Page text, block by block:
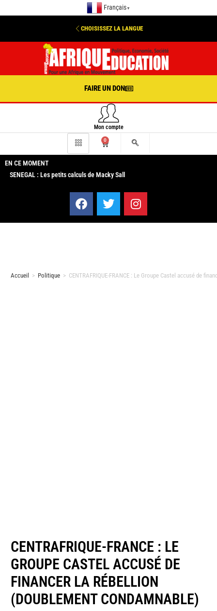
Français ▼
CHOISISSEZ LA LANGUE
FAIRE UN DON
Mon compte
0
EN CE MOMENT
SENEGAL : Les petits calculs de Macky Sall
Accueil > Politique > CENTRAFRIQUE-FRANCE : Le Groupe Castel accusé de
CENTRAFRIQUE-FRANCE : LE
GROUPE CASTEL ACCUSÉ DE
FINANCER LA RÉBELLION
(DOUBLEMENT CONDAMNABLE)